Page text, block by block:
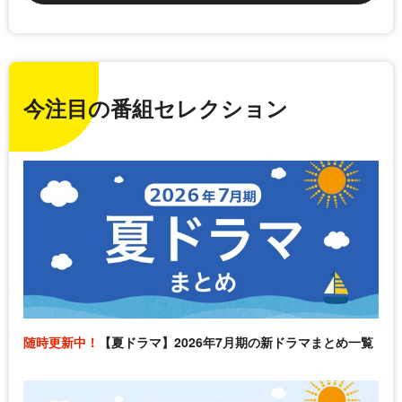
今注目の番組セレクション
随時更新中！ 【夏ドラマ】2026年7月期の新ドラマまとめ一覧